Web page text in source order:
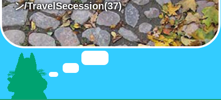
ン/TravelSecession(37)